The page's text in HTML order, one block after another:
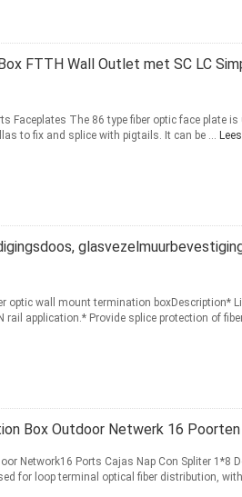
FTTH Wall Outlet met SC LC
Faceplates The 86 type fiber optic face plate
to fix and splice with pigtails. It can be ...
optic wall mount termination boxDescription*
application.* Provide splice protection of
Box Outdoor Netwerk 16 Poorten
Network16 Ports Cajas Nap Con Spliter 1*8
for loop terminal optical fiber distribution,